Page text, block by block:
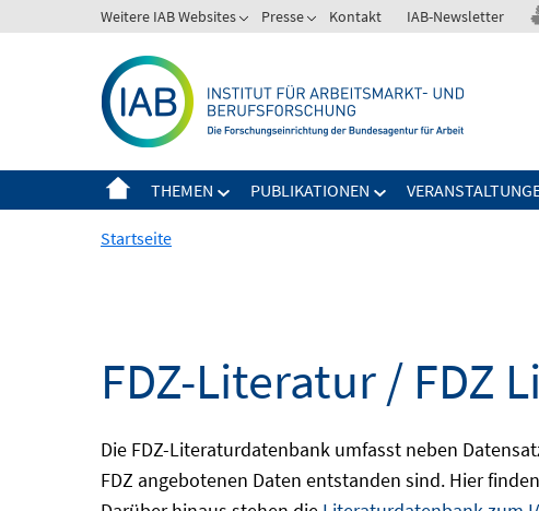
zum
Weitere IAB Websites Presse Kontakt IAB-Newsletter
THEMEN PUBLIKATIONEN
Startseite
FDZ-Literatur / FDZ
Die FDZ-Literaturdatenbank umfasst neben
FDZ angebotenen Daten entstanden sind. Hier